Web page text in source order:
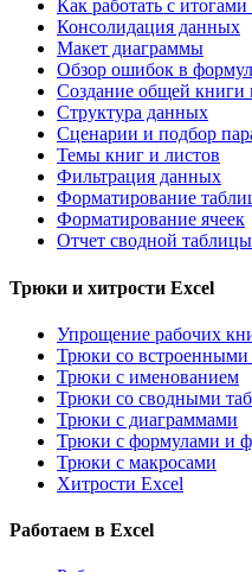
Как работать с
Консолидация данных
Макет диаграммы
Обзор ошибок в
Создание общей книги
Структура данных
Сценарии и подбор
Темы книг и листов
Фильтрация данных
Форматирование
Форматирование ячеек
Отчет сводной таблицы
Трюки и хитрости Excel
Упрощение рабочих
Трюки со
Трюки с именованием
Трюки со сводными
Трюки с диаграммами
Трюки с формулами и
Трюки с макросами
Хитрости Excel
Работаем в Excel